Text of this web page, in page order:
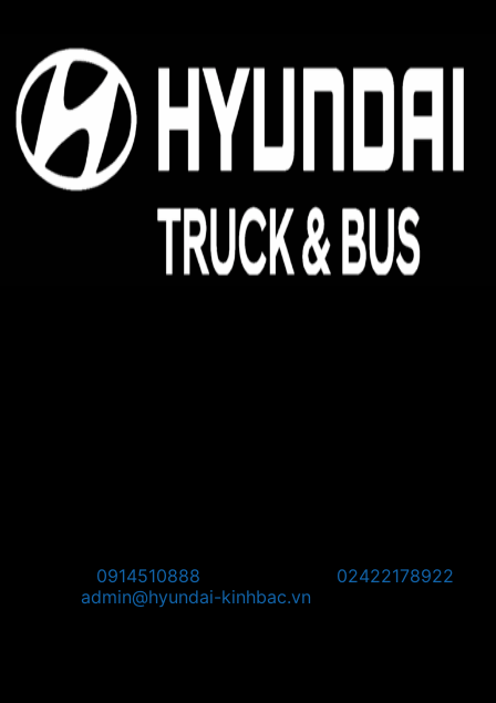
0914510888
02422178922
admin@hyundai-kinhbac.vn